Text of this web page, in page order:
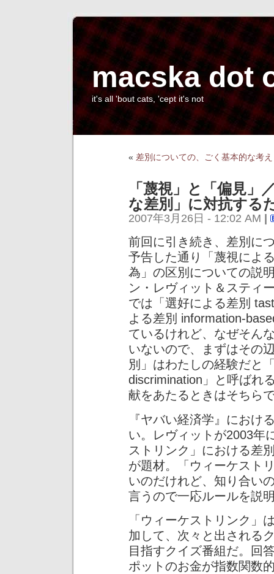
macska dot
it's all 'bout cats, 'cept it's not
« 差別についての、ごく基本的な考え
「蔑視」と「偏見」
な差別」に対抗する
2007年3月26日 - 12:02 AM
前回に引き続き、差別に
予告した通り「蔑視によ
為」の区別についての説
ン・レヴィット＆スティ
では「選好による差別
よる差別 information-
ているけれど、なぜそん
いないので、まずはその
別」はわたしの経験だと
discrimination」と呼ばれ
献をあたるときはそちら
『ヤバい経済学』におけ
い。レヴィットが2003年
ストリンク」における差
が題材。「ウィーケスト
いのだけれど、知り合い
言うので一応ルールを説
「ウィーケストリンク」
加して、次々と出される
目指すクイズ番組だ。回
ポットのお金が指数関数